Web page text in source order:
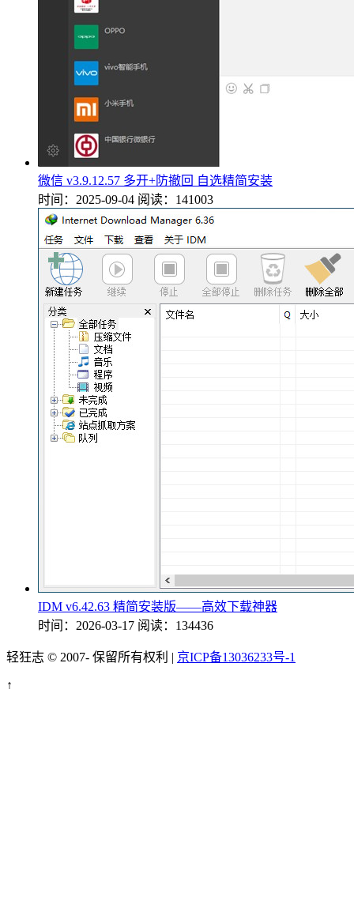
微信 v3.9.12.57 多开+防撤回 自选精简安装
时间：2025-09-04 阅读：141003
IDM v6.42.63 精简安装版——高效下载神器
时间：2026-03-17 阅读：134436
轻狂志 © 2007- 保留所有权利 | 京ICP备13036233号-1
↑